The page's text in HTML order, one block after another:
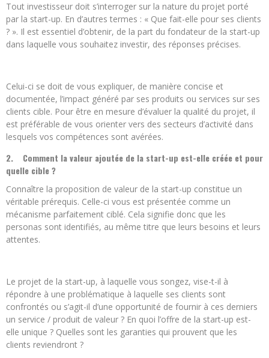
Tout investisseur doit s’interroger sur la nature du projet porté
par la start-up. En d’autres termes : « Que fait-elle pour ses clients
? ». Il est essentiel d’obtenir, de la part du fondateur de la start-up
dans laquelle vous souhaitez investir, des réponses précises.
Celui-ci se doit de vous expliquer, de manière concise et
documentée, l’impact généré par ses produits ou services sur ses
clients cible. Pour être en mesure d’évaluer la qualité du projet, il
est préférable de vous orienter vers des secteurs d’activité dans
lesquels vos compétences sont avérées.
2.
Comment la valeur ajoutée de la start-up est-elle créée et pour
quelle cible ?
Connaître la proposition de valeur de la start-up constitue un
véritable prérequis. Celle-ci vous est présentée comme un
mécanisme parfaitement ciblé. Cela signifie donc que les
personas sont identifiés, au même titre que leurs besoins et leurs
attentes.
Le projet de la start-up, à laquelle vous songez, vise-t-il à
répondre à une problématique à laquelle ses clients sont
confrontés ou s’agit-il d’une opportunité de fournir à ces derniers
un service / produit de valeur ? En quoi l’offre de la start-up est-
elle unique ? Quelles sont les garanties qui prouvent que les
clients reviendront ?